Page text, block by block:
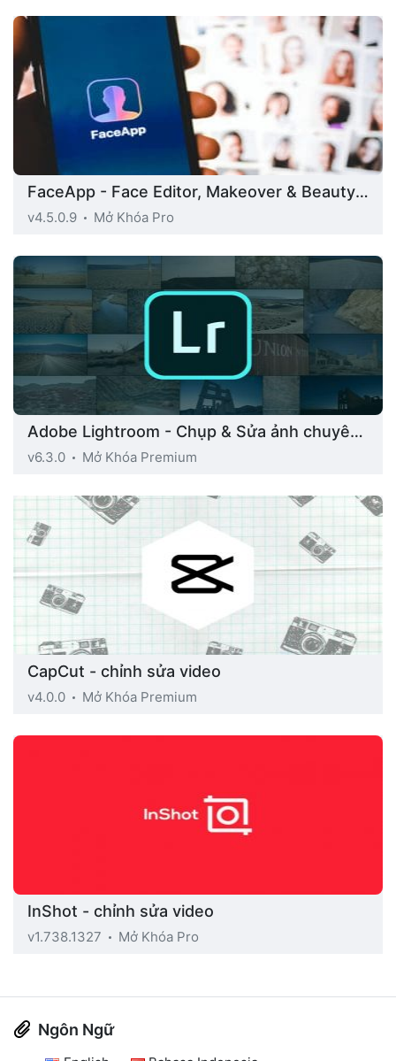
FaceApp - Face Editor, Makeover & Beauty App
v4.5.0.9 Mở Khóa Pro
Adobe Lightroom - Chụp & Sửa ảnh chuyên nghiệp
v6.3.0 Mở Khóa Premium
CapCut - chỉnh sửa video
v4.0.0 Mở Khóa Premium
InShot - chỉnh sửa video
v1.738.1327 Mở Khóa Pro
Ngôn Ngữ